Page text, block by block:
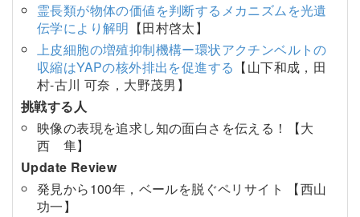
霊長類が物体の価値を判断するメカニズムを光遺
伝学により解明 【田村啓太】
上皮細胞の増殖抑制機構ー環状アクチンベルトの
収縮はYAPの核外排出を促進する 【山下和成，田
村-古川 可奈，大野茂男】
挑戦する人
映像の表現を追求し知の面白さを伝える！【大
西 隼】
Update Review
発見から100年，ベールを脱ぐペリサイト 【西山
功一】